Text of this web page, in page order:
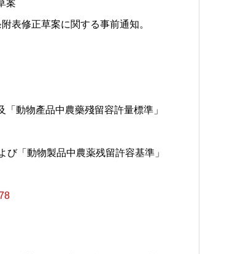
案
表修正草案に関する事前通知。
動物產品中農藥殘留容許量標準」
「動物製品中農薬残留許容基準」